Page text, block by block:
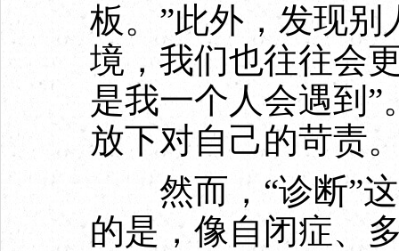
板。”此外，发现
境，我们也往往会
是我一个人会遇到
放下对自己的苛责
然而，“诊断”这
的是，像自闭症、